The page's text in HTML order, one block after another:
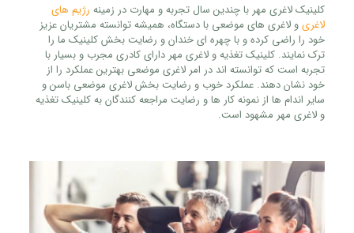
کلینیک لاغری مهر با چندین سال تجربه و مهارت در زمینه رژیم های
لاغریو لاغری های موضعی با دستگاه، همیشه توانسته مشتریان عزیز
خود را راضی کرده و با چهره ای خندان و رضایت بخش کلینیک ما را
ترک نمایند. کلینیک تغذیه و لاغری مهر دارای کادری مجرب و بسیار با
تجربه است که توانسته اند در امر لاغری موضعی بهترین عملکرد را از
خود نشان دهند. عملکرد خوب و رضایت بخش لاغری موضعی باسن و
سایر اندام ها از نمونه کار ها و رضایت مراجعه کنندگان به کلینیک تغذیه
و لاغری مهر مشهود است.